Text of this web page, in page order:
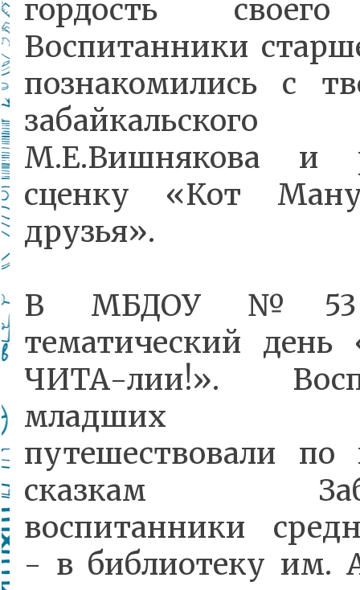
гордость
Воспитанники
познакомились с
М.Е.Вишнякова и
сценку «Кот
друзья».
В МБДОУ №53
тематический день
ЧИТА-лии!».
младших
путешествовали
сказкам
воспитанники
- в библиотеку им.